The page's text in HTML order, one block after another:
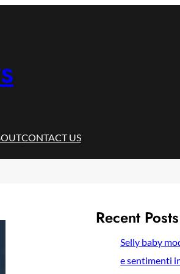
CONTACT US
Recent Posts
Selly baby
e sentimenti